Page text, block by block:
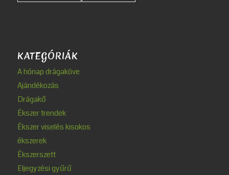
KATEGÓRIÁK
A hónap drágaköve
Ajándékozás
Drágakő
Ékszer trendek
Ékszer viselés kisokos
ékszerek
Ékszerszett
Eljegyzési gyűrű